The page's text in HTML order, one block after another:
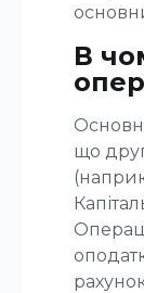
В
що